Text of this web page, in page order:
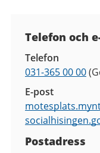
Telefon och
Telefon
031-365 00 00
E-post
Postadress